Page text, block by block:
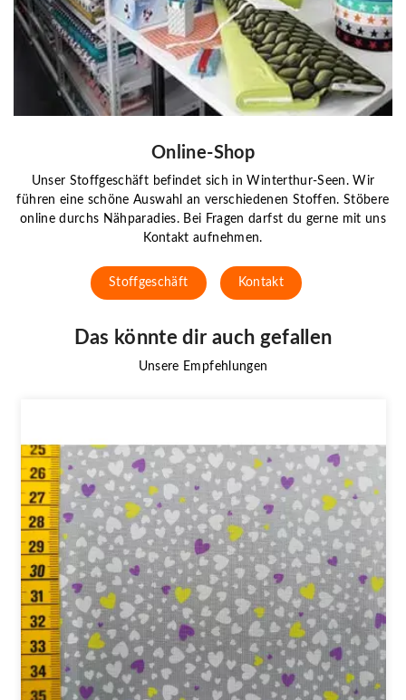
Online-Shop
Unser Stoffgeschäft befindet sich in Winterthur-Seen. Wir
führen eine schöne Auswahl an verschiedenen Stoffen. Stöbere
online durchs Nähparadies. Bei Fragen darfst du gerne mit uns
Kontakt aufnehmen.
Stoffgeschäft Kontakt
Das könnte dir auch gefallen
Unsere Empfehlungen